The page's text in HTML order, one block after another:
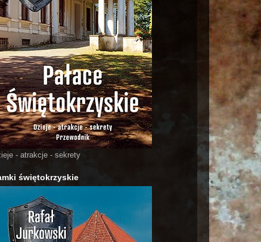
- atrakcje - sekrety
świętokrzyskie